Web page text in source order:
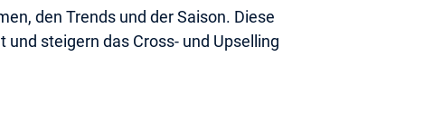
den Trends und der Saison. Diese
steigern das Cross- und Upselling